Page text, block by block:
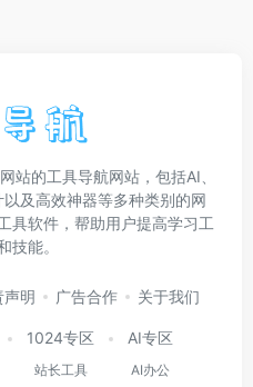
站的工具导航网站，包括AI、
及高效神器等多种类别的网
具软件，帮助用户提高学习工
技能。
声明 广告合作 关于我们
1024专区
站长工具
AI专区
AI办公